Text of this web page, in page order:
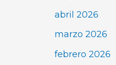
abril 2026
marzo 2026
febrero 2026